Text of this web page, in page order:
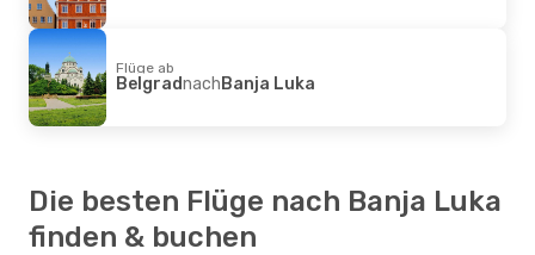
Flüge ab
BelgradnachBanja Luka
Die besten Flüge nach Banja Luka
finden & buchen